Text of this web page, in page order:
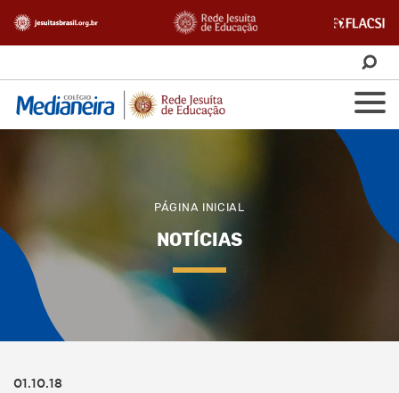
PÁGINA INICIAL
NOTÍCIAS
01.10.18